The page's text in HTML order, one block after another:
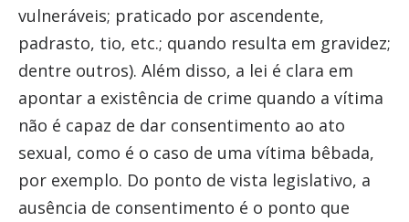
vulneráveis; praticado por ascendente,
padrasto, tio, etc.; quando resulta em gravidez;
dentre outros). Além disso, a lei é clara em
apontar a existência de crime quando a vítima
não é capaz de dar consentimento ao ato
sexual, como é o caso de uma vítima bêbada,
por exemplo. Do ponto de vista legislativo, a
ausência de consentimento é o ponto que